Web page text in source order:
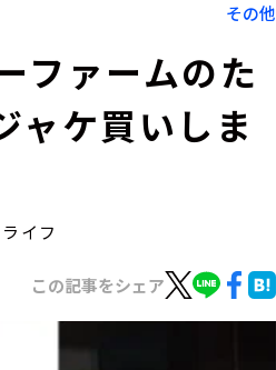
その他
ファームのた
ャケ買いしま
イフ
この記事をシェア